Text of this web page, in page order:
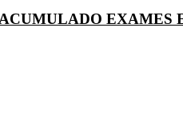
EXAMES